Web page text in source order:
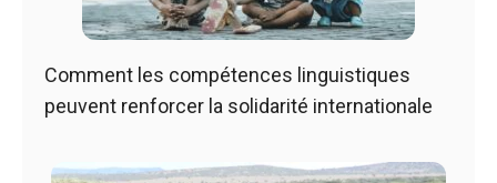
Comment les compétences linguistiques
peuvent renforcer la solidarité internationale